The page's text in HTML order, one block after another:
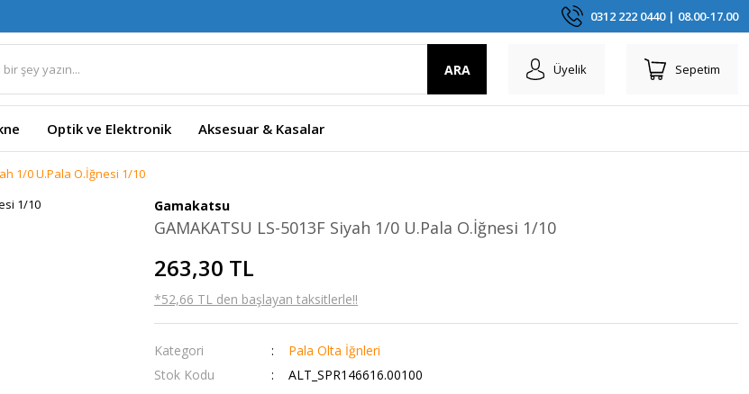
0312 222 0440 | 08.00-17.00
ARA Üyelik Sepetim
Optik ve Elektronik Aksesuar & Kasalar
1/0 U.Pala O.İğnesi 1/10
Gamakatsu
GAMAKATSU LS-5013F Siyah 1/0 U.Pala O.İğnesi 1/10
263,30 TL
*52,66 TL den başlayan taksitlerle!!
Kategori
Pala Olta İğnleri
Stok Kodu
ALT_SPR146616.00100